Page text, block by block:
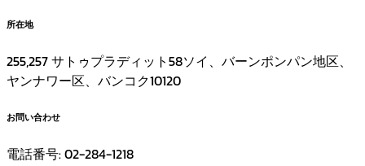
所在地
255,257 サトゥプラディット58ソイ、バーンポンパン地区、
ヤンナワー区、バンコク10120
お問い合わせ
電話番号: 02-284-1218